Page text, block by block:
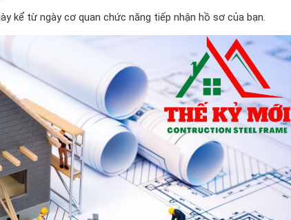
kể từ ngày cơ quan chức năng tiếp nhận hồ sơ của bạn.